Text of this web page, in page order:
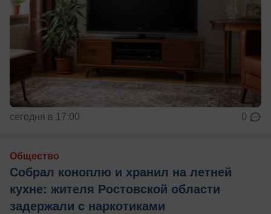
сегодня в 17:00 0
Общество
Собрал коноплю и хранил на летней
кухне: жителя Ростовской области
задержали с наркотиками